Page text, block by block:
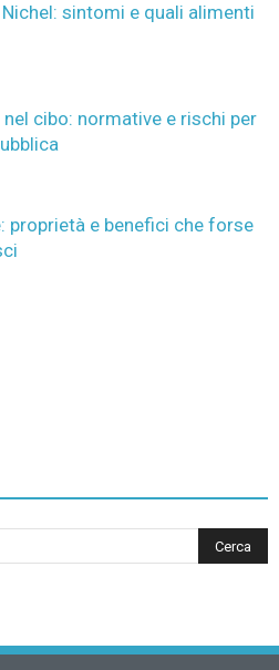
sintomi e quali alimenti
cibo: normative e rischi per
proprietà e benefici che forse